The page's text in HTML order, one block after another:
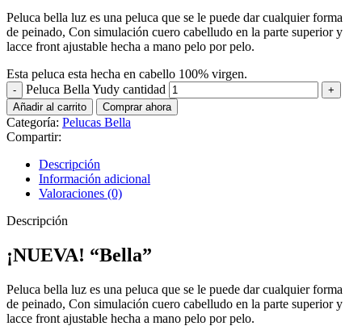
Peluca bella luz es una peluca que se le puede dar cualquier forma
de peinado, Con simulación cuero cabelludo en la parte superior y
lacce front ajustable hecha a mano pelo por pelo.
Esta peluca esta hecha en cabello 100% virgen.
Peluca Bella Yudy cantidad
Añadir al carrito Comprar ahora
Categoría: Pelucas Bella
Compartir:
Descripción
Información adicional
Valoraciones (0)
Descripción
¡NUEVA! “Bella”
Peluca bella luz es una peluca que se le puede dar cualquier forma
de peinado, Con simulación cuero cabelludo en la parte superior y
lacce front ajustable hecha a mano pelo por pelo.